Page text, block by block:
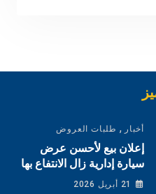
أخبار , طلبات العروض
إعلان بيع لأحسن عرض
سيارة إدارية زال الانتفاع بها
21 أبريل 2026